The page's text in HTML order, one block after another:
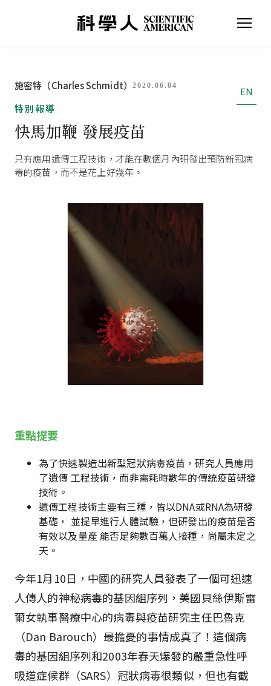
施密特（Charles Schmidt）2020.06.04
EN
特別報導
快馬加鞭 發展疫苗
只有應用遺傳工程技術，才能在數個月內研發出預防新冠病
毒的疫苗，而不是花上好幾年。
重點提要
為了快速製造出新型冠狀病毒疫苗，研究人員應用
了遺傳 工程技術，而非需耗時數年的傳統疫苗研發
技術。
遺傳工程技術主要有三種，皆以DNA或RNA為研發
基礎， 並提早進行人體試驗，但研發出的疫苗是否
有效以及量產 能否足夠數百萬人接種，尚屬未定之
天。
今年1月10日，中國的研究人員發表了一個可迅速
人傳人的神秘病毒的基因組序列，美國貝絲伊斯雷
爾女執事醫療中心的病毒與疫苗研究主任巴魯克
（Dan Barouch）最擔憂的事情成真了！這個病
毒的基因組序列和2003年春天爆發的嚴重急性呼
吸道症候群（SARS）冠狀病毒很類似，但也有截